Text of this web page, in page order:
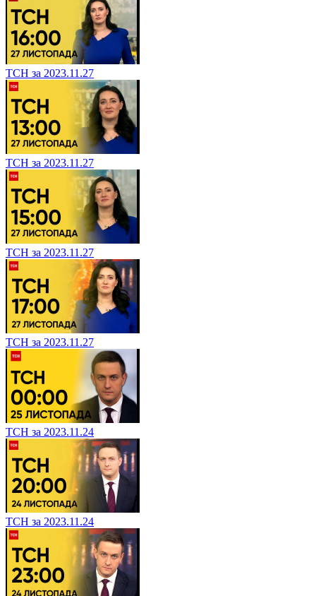
ТСН за 2023.11.27
ТСН за 2023.11.27
ТСН за 2023.11.27
ТСН за 2023.11.27
ТСН за 2023.11.24
ТСН за 2023.11.24